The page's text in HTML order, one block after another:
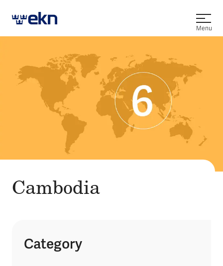
Open
Menu
Cambodia
Category
6 of 7